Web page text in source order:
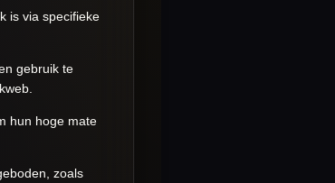
is via specifieke
gebruik te
hun hoge mate
zoals